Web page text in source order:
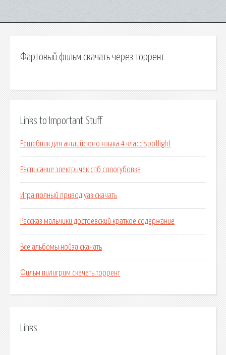
Фартовый фильм скачать через торрент
Links to Important Stuff
Решебник для английского языка 4 класс spotlight
Расписание электричек спб сологубовка
Игра полный привод уаз скачать
Рассказ мальчики достоевский краткое содержание
Все альбомы нойза скачать
Фильм пилигрим скачать торрент
Links